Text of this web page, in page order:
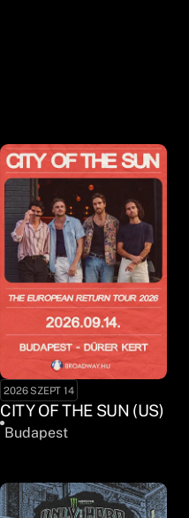
2026 SZEPT 14
CITY OF THE SUN (US)
Budapest